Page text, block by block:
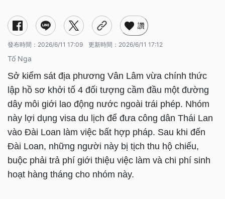
讚
發布時間： 2026/6/11 17:09 更新時間： 2026/6/11 17:12
Tố Nga
Sở kiểm sát địa phương Vân Lâm vừa chính thức
lập hồ sơ khởi tố 4 đối tượng cầm đầu một đường
dây môi giới lao động nước ngoài trái phép. Nhóm
này lợi dụng visa du lịch để đưa công dân Thái Lan
vào Đài Loan làm việc bất hợp pháp. Sau khi đến
Đài Loan, những người này bị tịch thu hộ chiếu,
buộc phải trả phí giới thiệu việc làm và chi phí sinh
hoạt hàng tháng cho nhóm này.